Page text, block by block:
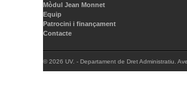
Mòdul Jean Monnet
Equip
Patrocini i finançament
Contacte
© 2026 UV. - Departament de Dret Administratiu.